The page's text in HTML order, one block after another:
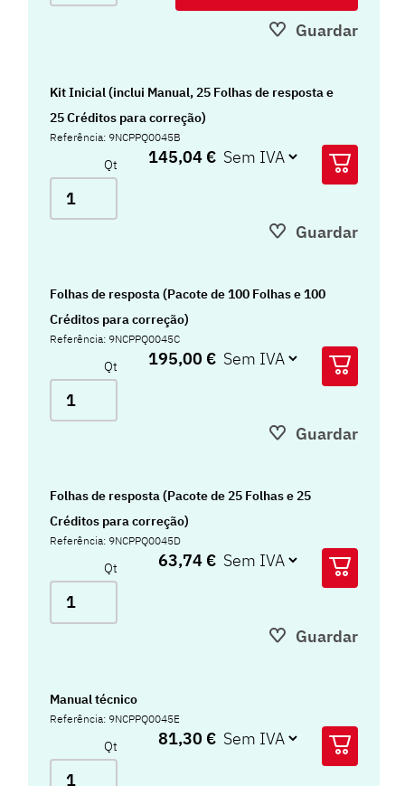
Guardar
Kit Inicial (inclui Manual, 25 Folhas de resposta e
25 Créditos para correção)
Referência: 9NCPPQ0045B
Qt 145,04 €
Guardar
Folhas de resposta (Pacote de 100 Folhas e 100
Créditos para correção)
Referência: 9NCPPQ0045C
Qt 195,00 €
Guardar
Folhas de resposta (Pacote de 25 Folhas e 25
Créditos para correção)
Referência: 9NCPPQ0045D
Qt 63,74 €
Guardar
Manual técnico
Referência: 9NCPPQ0045E
Qt 81,30 €